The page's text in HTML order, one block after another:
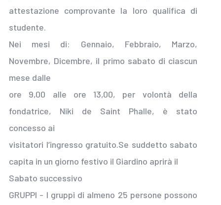
attestazione comprovante la loro qualifica di
studente.
Nei mesi di: Gennaio, Febbraio, Marzo,
Novembre, Dicembre, il primo sabato di ciascun
mese dalle
ore 9,00 alle ore 13,00, per volontà della
fondatrice, Niki de Saint Phalle, è stato
concesso ai
visitatori l’ingresso gratuito.Se suddetto sabato
capita in un giorno festivo il Giardino aprirà il
Sabato successivo
GRUPPI - I gruppi di almeno 25 persone possono